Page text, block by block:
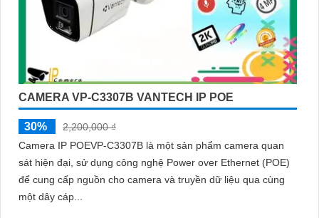
CAMERA VP-C3307B VANTECH IP POE
30%
2,200,000 ₫
Camera IP POEVP-C3307B là một sản phẩm camera quan
sát hiện đại, sử dụng công nghệ Power over Ethernet (POE)
để cung cấp nguồn cho camera và truyền dữ liệu qua cùng
một dây cáp...